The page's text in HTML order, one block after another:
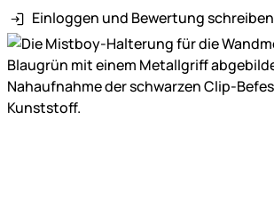
Einloggen und Bewertung schreiben
Produktgalerie